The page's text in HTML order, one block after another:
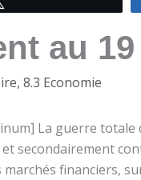
au
, 8.3 Economie
La guerre totale
secondairement
financiers,